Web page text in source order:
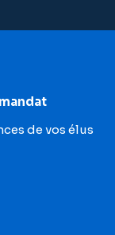
de vos élus